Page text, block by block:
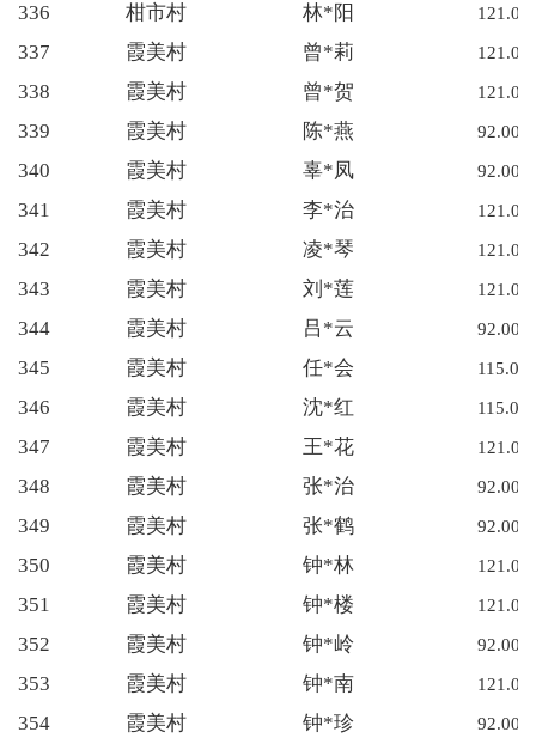
336 柑市村 林*阳 121.00
337 霞美村 曾*莉 121.00
338 霞美村 曾*贺 121.00
339 霞美村 陈*燕 92.00
340 霞美村 辜*凤 92.00
341 霞美村 李*治 121.00
342 霞美村 凌*琴 121.00
343 霞美村 刘*莲 121.00
344 霞美村 吕*云 92.00
345 霞美村 任*会 115.00
346 霞美村 沈*红 115.00
347 霞美村 王*花 121.00
348 霞美村 张*治 92.00
349 霞美村 张*鹤 92.00
350 霞美村 钟*林 121.00
351 霞美村 钟*楼 121.00
352 霞美村 钟*岭 92.00
353 霞美村 钟*南 121.00
354 霞美村 钟*珍 92.00